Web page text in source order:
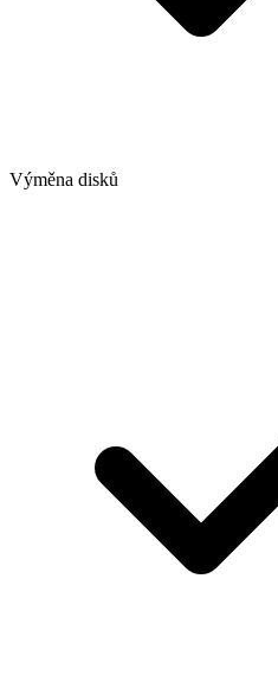
Výměna disků